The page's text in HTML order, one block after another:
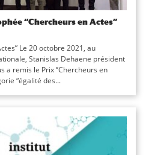
“Chercheurs en Actes”
Le 20 octobre 2021, au
Stanislas Dehaene président
a remis le Prix ‘’Chercheurs en
“égalité des...